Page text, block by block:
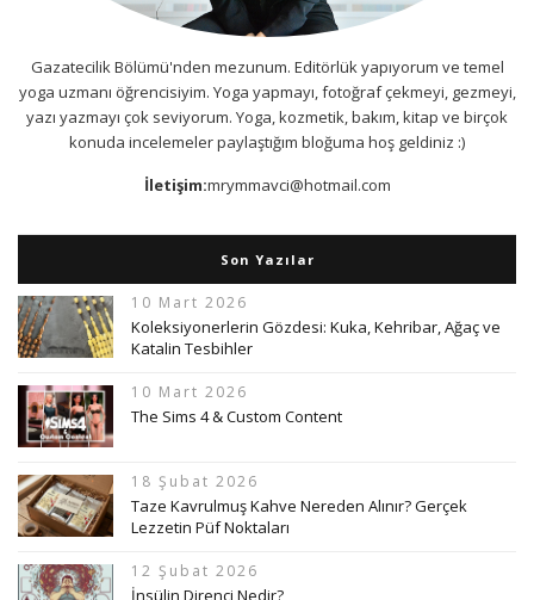
Gazatecilik Bölümü'nden mezunum. Editörlük yapıyorum ve temel
yoga uzmanı öğrencisiyim. Yoga yapmayı, fotoğraf çekmeyi, gezmeyi,
yazı yazmayı çok seviyorum. Yoga, kozmetik, bakım, kitap ve birçok
konuda incelemeler paylaştığım bloğuma hoş geldiniz :)
İletişim:mrymmavci@hotmail.com
Son Yazılar
10 Mart 2026
Koleksiyonerlerin Gözdesi: Kuka, Kehribar, Ağaç ve
Katalin Tesbihler
10 Mart 2026
The Sims 4 & Custom Content
18 Şubat 2026
Taze Kavrulmuş Kahve Nereden Alınır? Gerçek
Lezzetin Püf Noktaları
12 Şubat 2026
İnsülin Direnci Nedir?